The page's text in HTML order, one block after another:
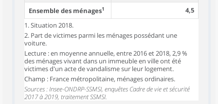
Ensemble des ménages1
4,5
1. Situation 2018.
2. Part de victimes parmi les ménages possédant une
voiture.
Lecture : en moyenne annuelle, entre 2016 et 2018, 2,9 %
des ménages vivant dans un immeuble en ville ont été
victimes d'un acte de vandalisme sur leur logement.
Champ : France métropolitaine, ménages ordinaires.
Sources : Insee-ONDRP-SSMSI, enquêtes Cadre de vie et sécurité
2017 à 2019, traitement SSMSI.